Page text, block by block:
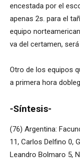
encestada por el
apenas 2s. para el
equipo
va del certamen,
Otro de los equipos
a primera hora
-Síntesis-
(76) Argentina:
11, Carlos Delfino 0,
Leandro Bolmaro 5,